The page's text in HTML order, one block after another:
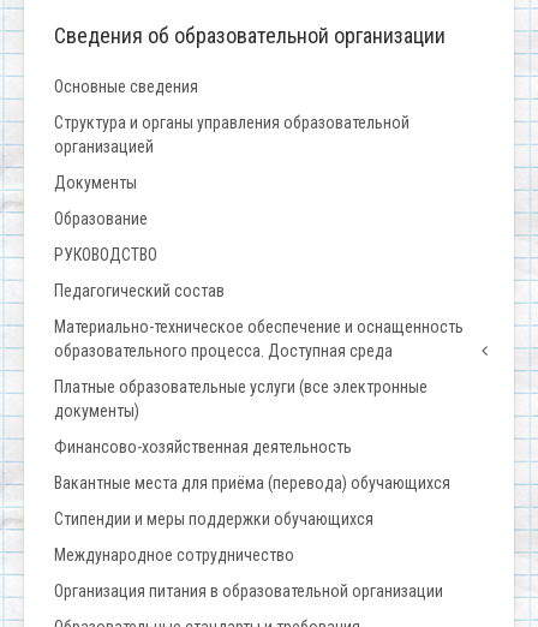
Сведения об образовательной организации
Основные сведения
Структура и органы управления образовательной
организацией
Документы
Образование
РУКОВОДСТВО
Педагогический состав
Материально-техническое обеспечение и оснащенность
образовательного процесса. Доступная среда
Платные образовательные услуги (все электронные
документы)
Финансово-хозяйственная деятельность
Вакантные места для приёма (перевода) обучающихся
Стипендии и меры поддержки обучающихся
Международное сотрудничество
Организация питания в образовательной организации